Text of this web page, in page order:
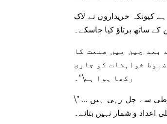
کیونکہ خریداروں نے لاک
ساتھ برتاؤ کیا جاسکے۔
بعد چین میں صنعت کا
خواہشات کو جاری
رکھا ہوا ہے\”۔
\”ہم نے دیکھا کہ چیزیں چین میں دوہرے ہندسے کی ترقی کے ساتھ بہت مضبوطی سے چل رہی ہیں ….
و شمار نہیں بتائے۔